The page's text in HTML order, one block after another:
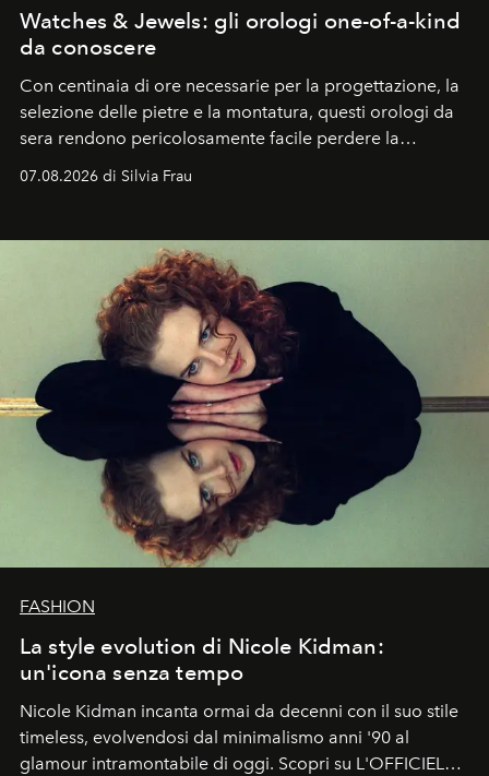
Watches & Jewels: gli orologi one-of-a-kind
da conoscere
Con centinaia di ore necessarie per la progettazione, la
selezione delle pietre e la montatura, questi orologi da
sera rendono pericolosamente facile perdere la
cognizione del tempo. Ma con quadranti così
07.08.2026 di Silvia Frau
FASHION
La style evolution di Nicole Kidman:
un'icona senza tempo
Nicole Kidman incanta ormai da decenni con il suo stile
timeless, evolvendosi dal minimalismo anni '90 al
glamour intramontabile di oggi. Scopri su L'OFFICIEL